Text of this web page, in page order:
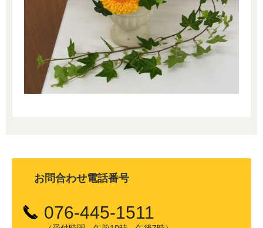
お問合わせ電話番号
076-445-1511